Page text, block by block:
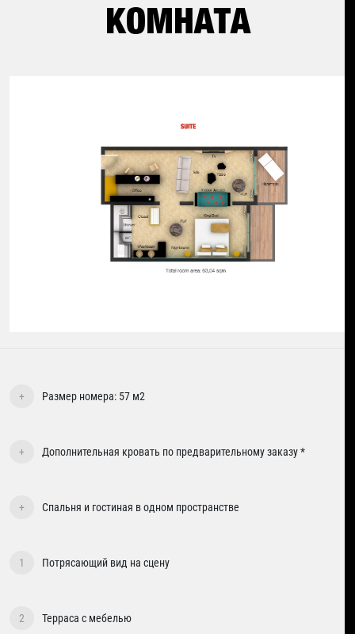
КОМНАТА
+ Размер номера: 57 м2
+ Дополнительная кровать по предварительному заказу *
+ Спальня и гостиная в одном пространстве
1 Потрясающий вид на сцену
2 Терраса с мебелью